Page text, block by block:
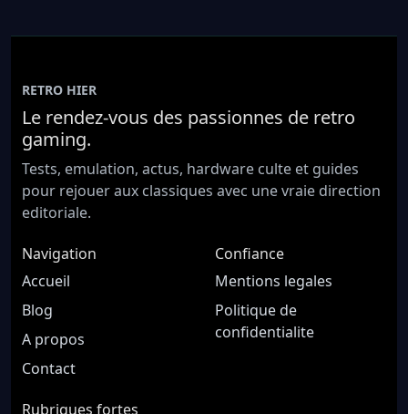
RETRO HIER
Le rendez-vous des passionnes de retro
gaming.
Tests, emulation, actus, hardware culte et guides
pour rejouer aux classiques avec une vraie direction
editoriale.
Navigation
Accueil
Blog
A propos
Contact
Confiance
Mentions legales
Politique de
confidentialite
Rubriques fortes